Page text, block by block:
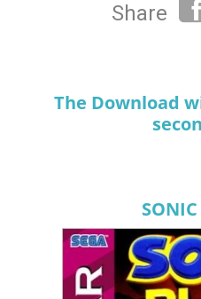
Share
The Download